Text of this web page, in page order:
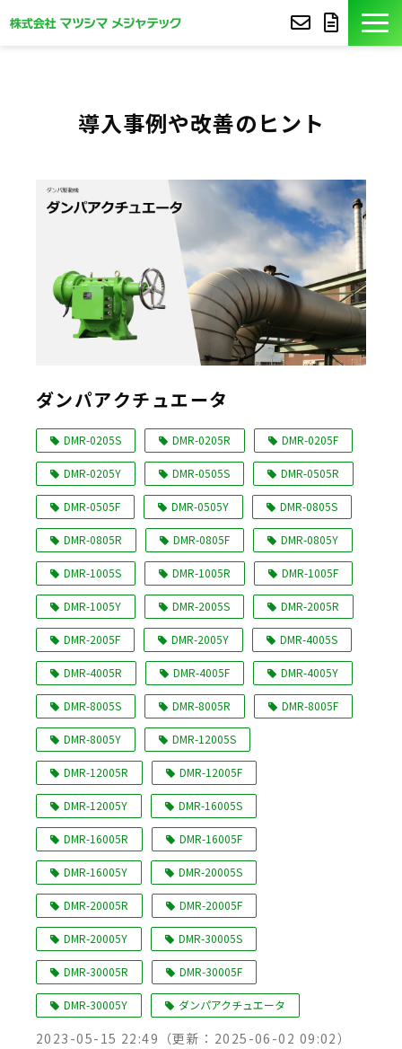
セミナー
よくあるご質問
Language
導入事例や改善のヒント
ダンパアクチュエータ
DMR-0205S DMR-0205R DMR-0205F
DMR-0205Y DMR-0505S DMR-0505R
DMR-0505F DMR-0505Y DMR-0805S
DMR-0805R DMR-0805F DMR-0805Y
DMR-1005S DMR-1005R DMR-1005F
DMR-1005Y DMR-2005S DMR-2005R
DMR-2005F DMR-2005Y DMR-4005S
DMR-4005R DMR-4005F DMR-4005Y
DMR-8005S DMR-8005R DMR-8005F
DMR-8005Y DMR-12005S
DMR-12005R DMR-12005F
DMR-12005Y DMR-16005S
DMR-16005R DMR-16005F
DMR-16005Y DMR-20005S
DMR-20005R DMR-20005F
DMR-20005Y DMR-30005S
DMR-30005R DMR-30005F
DMR-30005Y ダンパアクチュエータ
2023-05-15 22:49 （更新： 2025-06-02 09:02）